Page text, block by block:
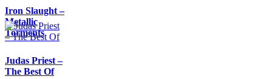
Iron Slaught –
Metallic
Torments
Judas Priest –
The Best Of